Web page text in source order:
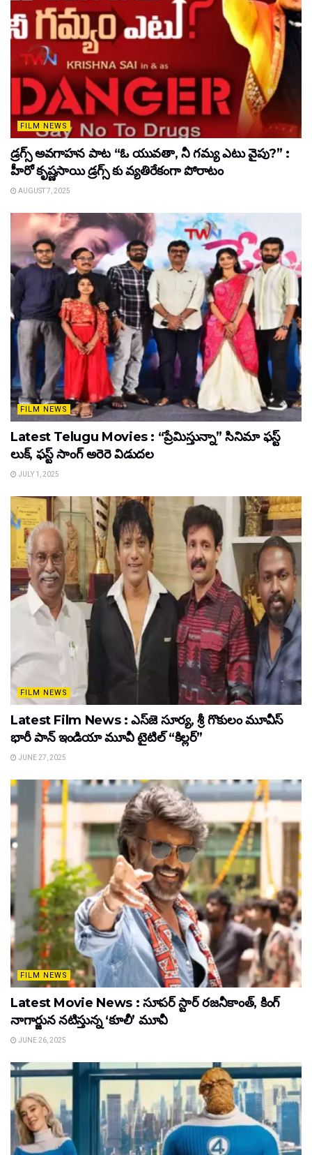
FILM NEWS
డ్రగ్స్ అవగాహన పాట “ఓ యువతా, నీ గమ్య ఎటు వైపు?” :
హీరో కృష్ణసాయి డ్రగ్స్ కు వ్యతిరేకంగా పోరాటం
AUGUST 7, 2025
FILM NEWS
Latest Telugu Movies : “ప్రేమిస్తున్నా” సినిమా ఫస్ట్
లుక్, ఫస్ట్ సాంగ్ అరెరె విడుదల
JULY 1, 2025
FILM NEWS
Latest Film News : ఎస్‌జె సూర్య, శ్రీ గొకులం మూవీస్‌
భారీ పాన్‌ ఇండియా మూవీ టైటిల్ “కిల్లర్”
JUNE 27, 2025
FILM NEWS
Latest Movie News : సూపర్ స్టార్ రజనీకాంత్, కింగ్
నాగార్జున నటిస్తున్న ‘కూలీ’ మూవీ
JUNE 26, 2025